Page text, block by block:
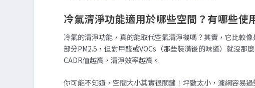
冷氣清淨功能適用於哪些空間？有哪些使
冷氣的清淨功能，真的能取代空氣清淨機嗎？其實，它比較
部分PM2.5，但對甲醛或VOCs（那些裝潢後的味道）就沒
CADR值越高，清淨效率越高。
你可能不知道，空間大小其實很關鍵！坪數太小，濾網容易